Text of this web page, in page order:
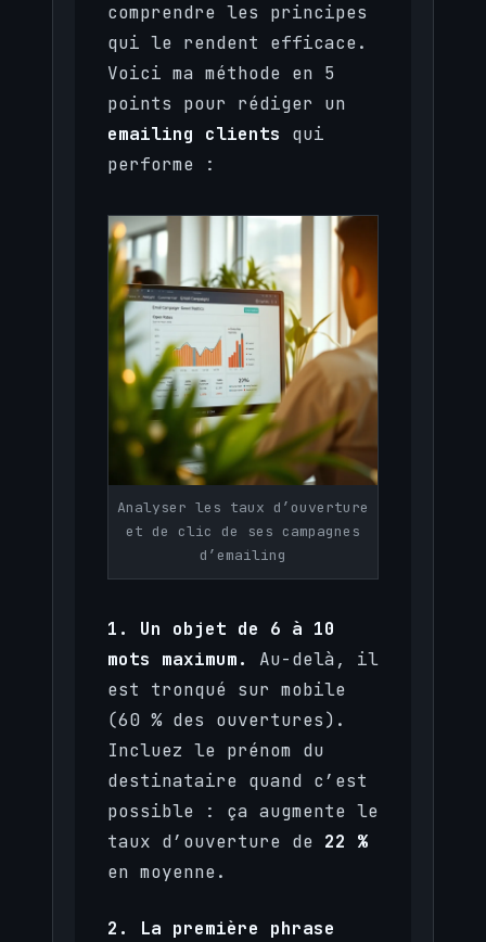
comprendre les principes
qui le rendent efficace.
Voici ma méthode en 5
points pour rédiger un
emailing clients qui
performe :
Analyser les taux d’ouverture
et de clic de ses campagnes
d’emailing
1. Un objet de 6 à 10
mots maximum.
Au-delà, il
est tronqué sur mobile
(60 % des ouvertures).
Incluez le prénom du
destinataire quand c’est
possible : ça augmente le
taux d’ouverture de 22 %
en moyenne.
2. La première phrase